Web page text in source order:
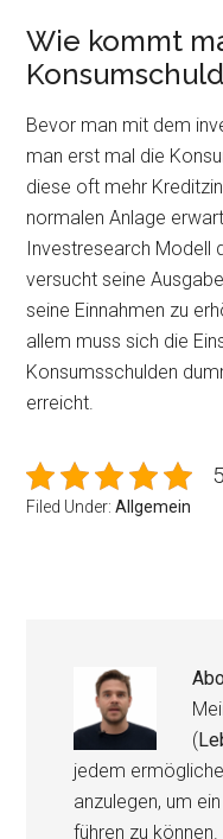
Wie kommt
Bevor man mit dem
man erst mal die
diese oft mehr
normalen Anlage
Investresearch Modell
versucht seine
seine Einnahmen zu
allem muss sich die
Konsumsschulden
erreicht.
Filed Under:Allgemein
(
jedem
anzulegen, um
führen zu können.